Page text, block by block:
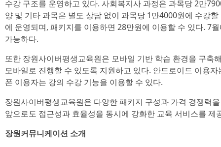
수강 구조를 운영하고 있다. 사회복지사 과정은 과목당 2만
양 및 기타 과목은 별도 상담 없이 과목당 1만4000원에 수강
에 운영되며, 패키지를 이용하면 28만원에 이용할 수 있다. 7
가능하다.
또한 장원사이버평생교육원은 모바일 기반 학습 환경을 구축
모바일로 진행할 수 있도록 지원하고 있다. 안드로이드 이용
폰 이용자는 강의 수강 기능을 이용할 수 있다.
장원사이버평생교육원은 다양한 패키지 구성과 가격 경쟁력
앞으로도 접근성과 효율성을 동시에 강화한 교육 서비스를 제
장원커뮤니케이션 소개